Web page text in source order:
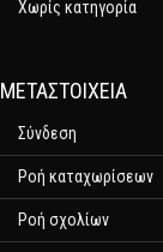
Χωρίς κατηγορία
ΜΕΤΑΣΤΟΙΧΕΊΑ
Σύνδεση
Ροή καταχωρίσεων
Ροή σχολίων